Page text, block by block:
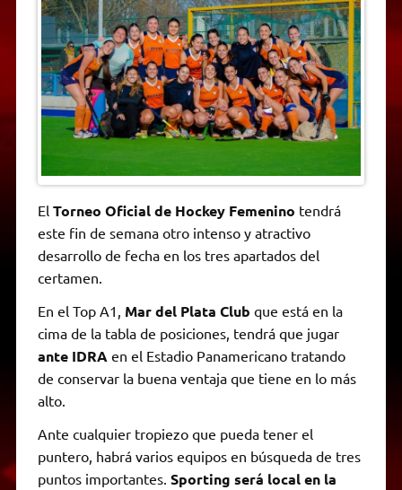
A
p
p
r
a
m
e
r
o
o
k
n
g
e
r
i
n
k
F
r
i
e
n
d
l
y
El Torneo Oficial de Hockey Femenino tendrá
este fin de semana otro intenso y atractivo
desarrollo de fecha en los tres apartados del
certamen.
En el Top A1, Mar del Plata Club que está en la
cima de la tabla de posiciones, tendrá que jugar
ante IDRA en el Estadio Panamericano tratando
de conservar la buena ventaja que tiene en lo más
alto.
Ante cualquier tropiezo que pueda tener el
puntero, habrá varios equipos en búsqueda de tres
puntos importantes. Sporting será local en la